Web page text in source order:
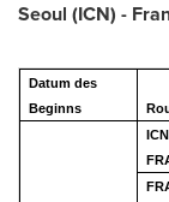
Seoul (ICN) -
Datum des
Beginns